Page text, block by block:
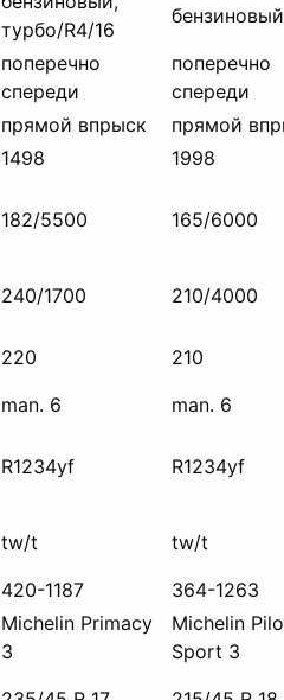
турбо/R4/16
поперечно
спереди
поперечно
спереди
прямой впрыск
прямой
1498
1998
182/5500 165/6000
240/1700
210/4000
220
210
man. 6 man. 6
R1234yf R1234yf
tw/t
tw/t
420-1187
364-1263
Michelin Primacy
3
Michelin
Sport 3